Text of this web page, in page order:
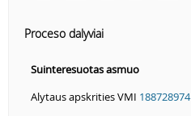
Proceso dalyviai
Suinteresuotas asmuo
Alytaus apskrities VMI 188728974